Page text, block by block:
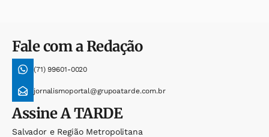
Fale com a Redação
(71) 99601-0020
jornalismoportal@grupoatarde.com.br
AssineA TARDE
Salvador e Região Metropolitana